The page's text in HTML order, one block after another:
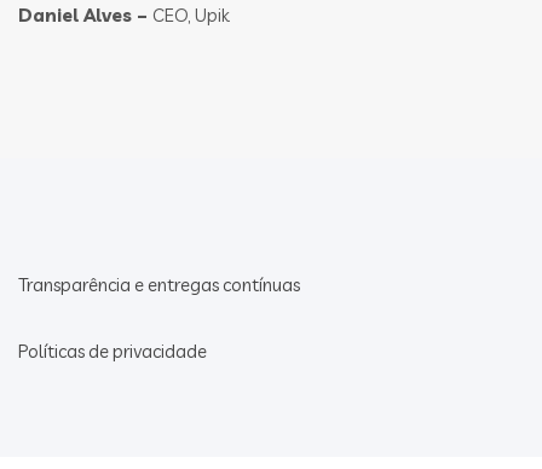
Daniel Alves – CEO, Upik
Transparência e entregas contínuas
Políticas de privacidade